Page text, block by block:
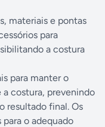
materiais e pontas
para
a costura
para manter o
costura, prevenindo
resultado final. Os
o adequado